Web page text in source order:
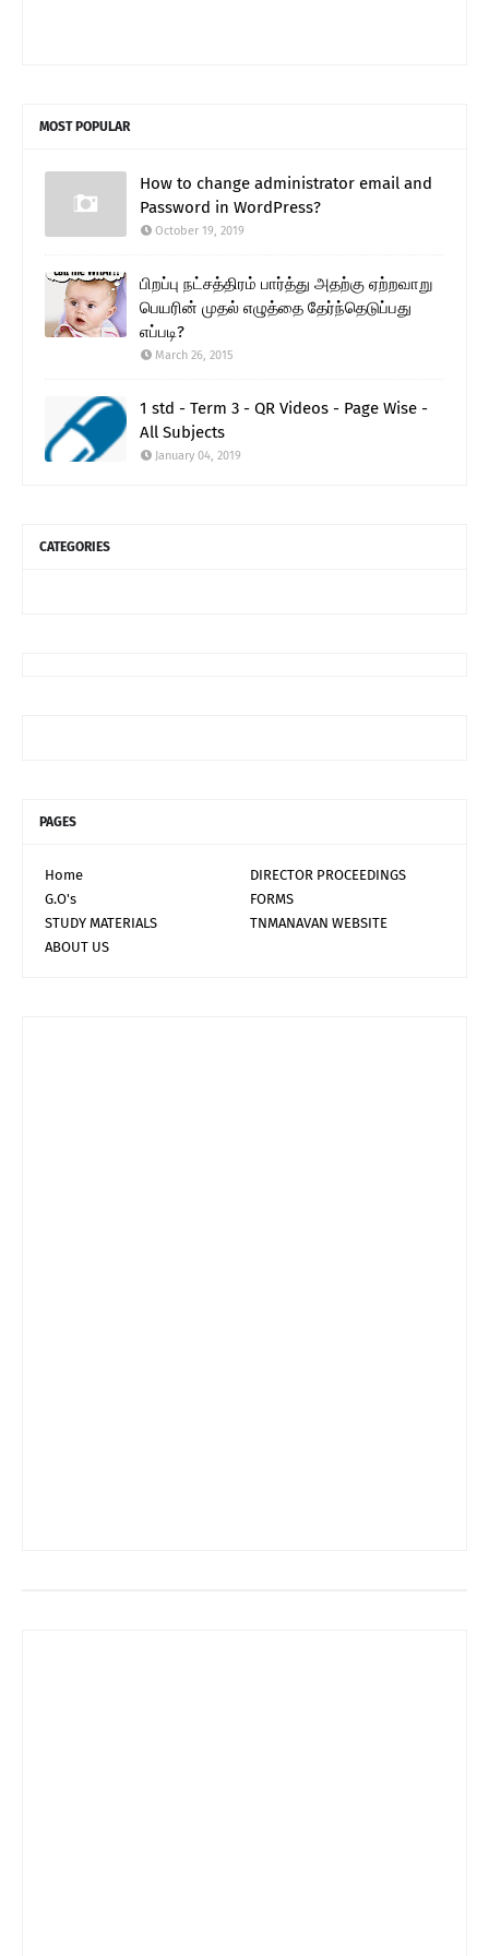
MOST POPULAR
How to change administrator email and
Password in WordPress?
October 19, 2019
பிறப்பு நட்சத்திரம் பார்த்து அதற்கு ஏற்றவாறு
பெயரின் முதல் எழுத்தை தேர்ந்தெடுப்பது
எப்படி?
March 26, 2015
1 std - Term 3 - QR Videos - Page Wise -
All Subjects
January 04, 2019
CATEGORIES
PAGES
Home
DIRECTOR PROCEEDINGS
G.O's
FORMS
STUDY MATERIALS
TNMANAVAN WEBSITE
ABOUT US